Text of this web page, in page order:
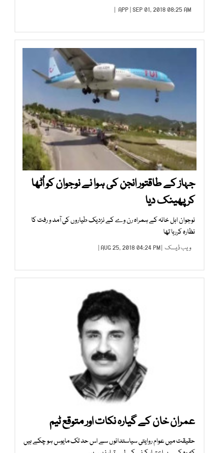
APP| SEP 01, 2018 08:25 AM |
جہاز کے طاقتور انجن کی ہوا نے نوجوان کو اُٹھا
کر پھینک دیا
نوجوان اہل خانہ کے ہمراہ رن وے کے نزدیک طیاروں کی آمد و رفت کا
نظارہ کررہا تھا
ویب ڈیسک | AUG 25, 2018 04:24 PM |
عمران خان کے گیارہ نکات اور متوقع ٹیم
حقیقت میں عوام روایتی سیاستدانوں سے اس حد تک مایوس ہو چکے ہیں